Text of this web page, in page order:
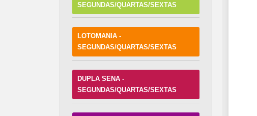
SEGUNDAS/QUARTAS/SEXTAS
LOTOMANIA -
SEGUNDAS/QUARTAS/SEXTAS
DUPLA SENA -
SEGUNDAS/QUARTAS/SEXTAS